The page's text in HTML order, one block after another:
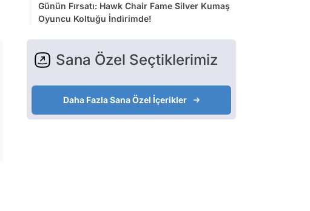
Günün Fırsatı: Hawk Chair Fame Silver Kumaş
Oyuncu Koltuğu İndirimde!
Sana Özel Seçtiklerimiz
Daha Fazla Sana Özel İçerikler